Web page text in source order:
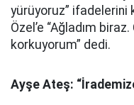
yürüyoruz” ifadelerini
Özel’e “Ağladım
korkuyorum” dedi.
Ayşe Ateş: